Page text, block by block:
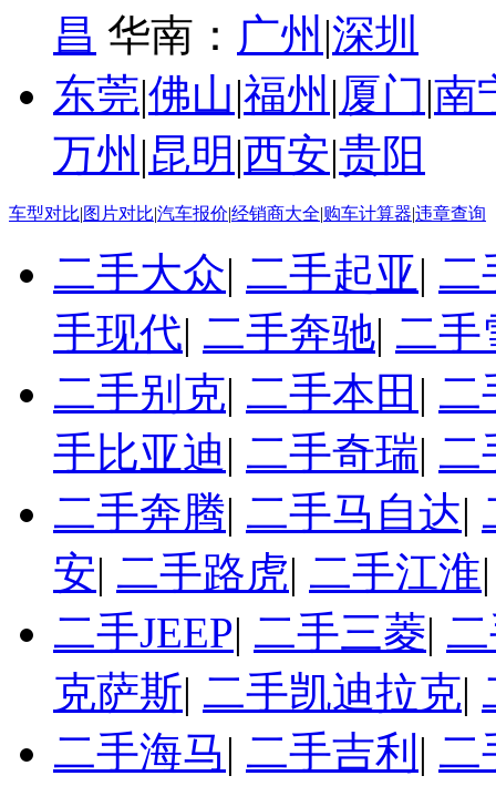
昌 华南： 广州 |深圳
东莞|佛山|福州 |厦门|南
万州 |昆明 |西安|贵阳
车型对比|图片对比|汽车报价|经销商大全|购车计算器|违章查询
二手大众| 二手起亚| 二
手现代| 二手奔驰| 二手
二手别克| 二手本田 | 二
手比亚迪| 二手奇瑞| 二
二手奔腾| 二手马自达|
安| 二手路虎| 二手江淮
二手JEEP| 二手三菱|
克萨斯| 二手凯迪拉克|
二手海马| 二手吉利 | 二